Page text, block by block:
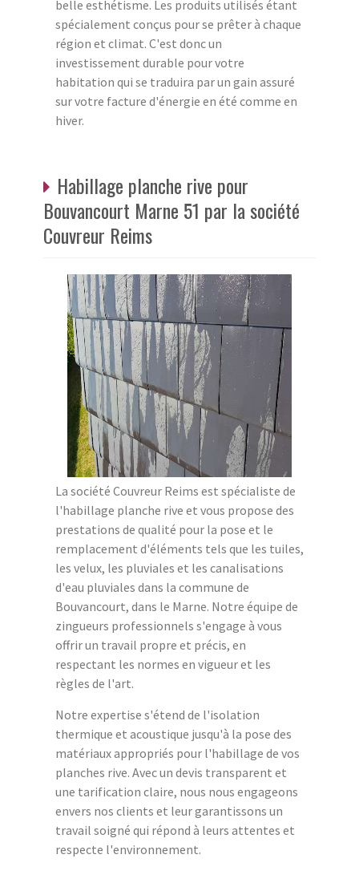
belle esthétisme. Les produits utilisés étant
spécialement conçus pour se prêter à chaque
région et climat. C'est donc un
investissement durable pour votre
habitation qui se traduira par un gain assuré
sur votre facture d'énergie en été comme en
hiver.
Habillage planche rive pour
Bouvancourt Marne 51 par la société
Couvreur Reims
La société Couvreur Reims est spécialiste de
l'habillage planche rive et vous propose des
prestations de qualité pour la pose et le
remplacement d'éléments tels que les tuiles,
les velux, les pluviales et les canalisations
d'eau pluviales dans la commune de
Bouvancourt, dans le Marne. Notre équipe de
zingueurs professionnels s'engage à vous
offrir un travail propre et précis, en
respectant les normes en vigueur et les
règles de l'art.
Notre expertise s'étend de l'isolation
thermique et acoustique jusqu'à la pose des
matériaux appropriés pour l'habillage de vos
planches rive. Avec un devis transparent et
une tarification claire, nous nous engageons
envers nos clients et leur garantissons un
travail soigné qui répond à leurs attentes et
respecte l'environnement.